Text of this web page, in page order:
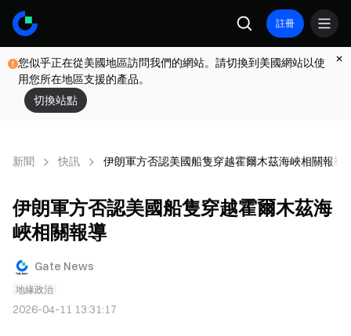
註冊
您似乎正在從美國地區訪問我們的網站。請切換到美國網站以使
用您所在地區支援的產品。
切換站點
新聞 快訊 伊朗軍方否認美國船隻穿越霍爾木茲海峽相關報導
伊朗軍方否認美國船隻穿越霍爾木茲海
峽相關報導
Gate News
地緣政治
2026-04-11 13:31:17